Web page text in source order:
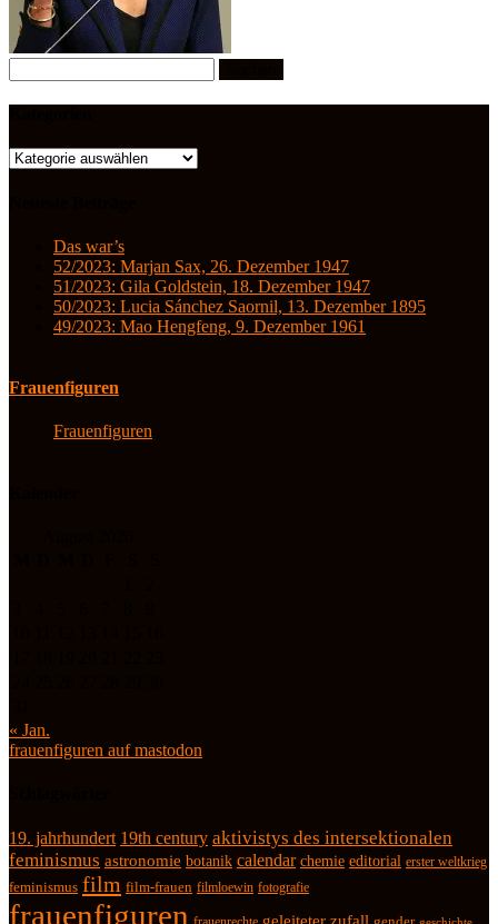
nach:
Kategorien
Das war’s
52/2023: Marjan Sax, 26. Dezember 1947
51/2023: Gila Goldstein, 18. Dezember 1947
50/2023: Lucia Sánchez Saornil, 13. Dezember 1895
49/2023: Mao Hengfeng, 9. Dezember 1961
Frauenfiguren
Frauenfiguren
« Jan.
frauenfiguren auf mastodon
19. jahrhundert 19th century aktivistys des intersektionalen
feminismus astronomie botanik calendar chemie editorial erster weltkrieg
feminismus film film-frauen filmloewin fotografie
frauenfiguren